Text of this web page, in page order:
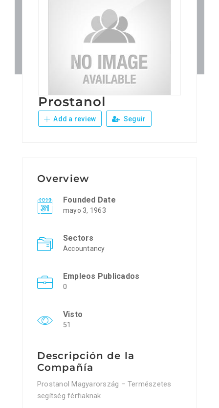
Junta Local Desarrollo
Adiestramientos
Prostanol
Add a review Seguir
Overview
Founded Date
mayo 3, 1963
Sectors
Accountancy
Empleos Publicados
0
Visto
51
Descripción de la
Compañía
Prostanol Magyarország – Természetes
segítség férfiaknak